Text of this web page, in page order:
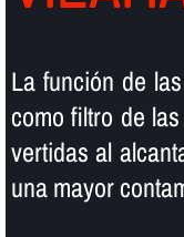
La función de
como filtro de
vertidas al
una mayor